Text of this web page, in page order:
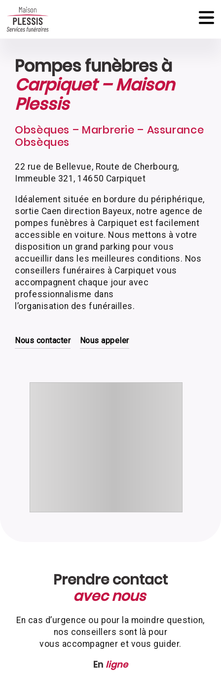
Pompes funèbres à
Carpiquet – Maison
Plessis
Obsèques – Marbrerie – Assurance
Obsèques
22 rue de Bellevue, Route de Cherbourg,
Immeuble 321, 14650 Carpiquet
Idéalement située en bordure du périphérique,
sortie Caen direction Bayeux, notre agence de
pompes funèbres à Carpiquet est facilement
accessible en voiture. Nous mettons à votre
disposition un grand parking pour vous
accueillir dans les meilleures conditions. Nos
conseillers funéraires à Carpiquet vous
accompagnent chaque jour avec
professionnalisme dans
l’organisation des funérailles.
Nous contacter Nous appeler
Prendre contact
avec nous
En cas d’urgence ou pour la moindre question,
nos conseillers sont là pour
vous accompagner et vous guider.
En ligne